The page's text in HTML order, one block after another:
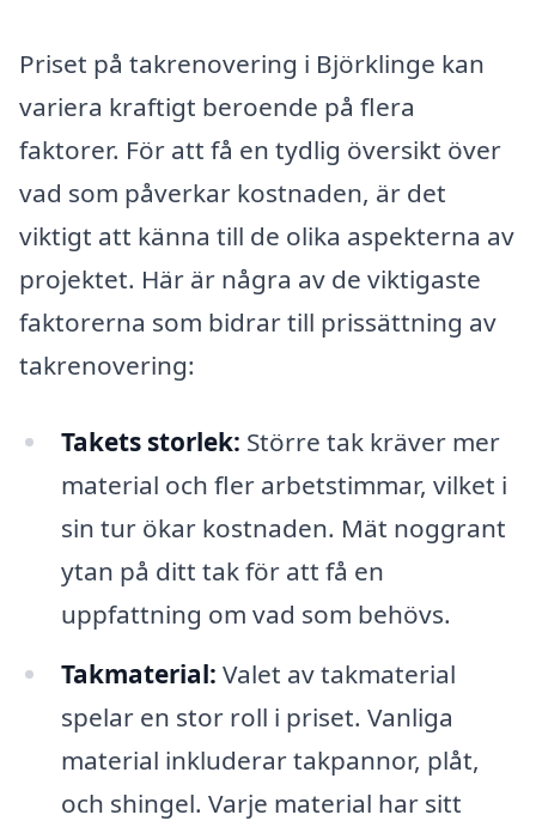
Priset på takrenovering i Björklinge kan
variera kraftigt beroende på flera
faktorer. För att få en tydlig översikt över
vad som påverkar kostnaden, är det
viktigt att känna till de olika aspekterna av
projektet. Här är några av de viktigaste
faktorerna som bidrar till prissättning av
takrenovering:
Takets storlek: Större tak kräver mer
material och fler arbetstimmar, vilket i
sin tur ökar kostnaden. Mät noggrant
ytan på ditt tak för att få en
uppfattning om vad som behövs.
Takmaterial: Valet av takmaterial
spelar en stor roll i priset. Vanliga
material inkluderar takpannor, plåt,
och shingel. Varje material har sitt